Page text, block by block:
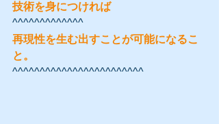
技術を身につければ
^^^^^^^^^^^^^
再現性を生む出すことが可能になるこ
と。
^^^^^^^^^^^^^^^^^^^^^^^^